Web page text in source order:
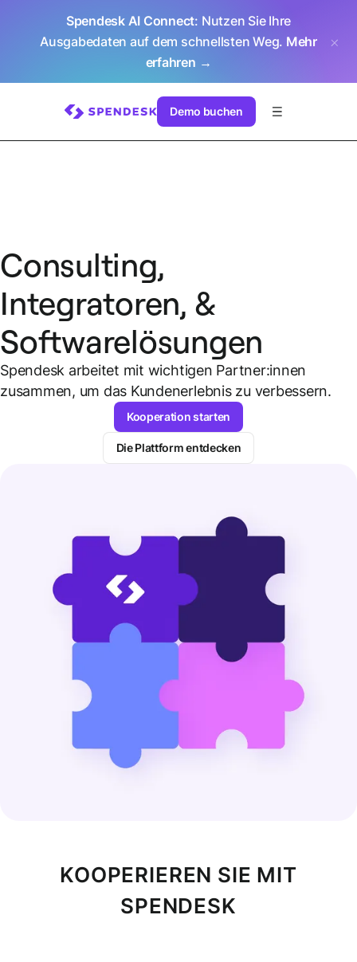
Spendesk AI Connect: Nutzen Sie Ihre
Ausgabedaten auf dem schnellsten Weg. Mehr
erfahren →
Demo buchen
Consulting,
Integratoren, &
Softwarelösungen
Spendesk arbeitet mit wichtigen Partner:innen
zusammen, um das Kundenerlebnis zu verbessern.
Kooperation starten
Die Plattform entdecken
KOOPERIEREN SIE MIT
SPENDESK